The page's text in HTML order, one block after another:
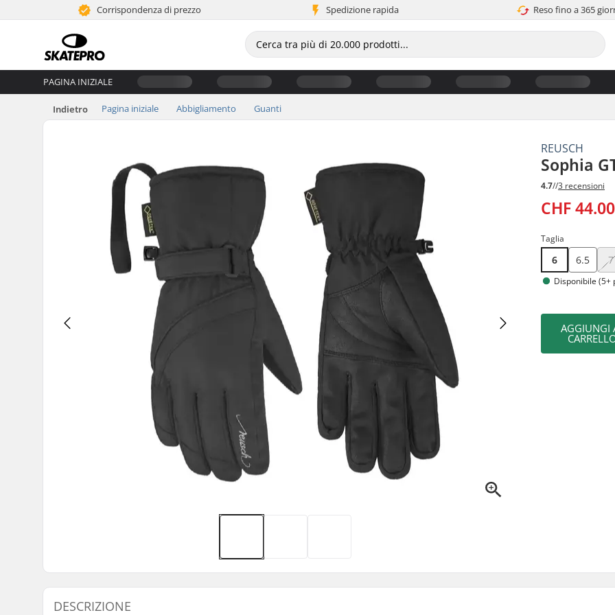
Corrispondenza di prezzo Spedizione rapida Reso fino a 365
PAGINA INIZIALE
Indietro Pagina iniziale Abbigliamento Guanti
REUSCH
Sophia
4.7//3 recensioni
CHF 44.00
Taglia
6 6.5 7
Disponibile (5+
AGGIUNGI
DESCRIZIONE